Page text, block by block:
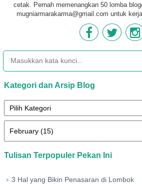
cetak. Pernah memenangkan 50 lomba
mugniarmarakarma@gmail.com untuk
Kategori dan Arsip Blog
Tulisan Terpopuler Pekan Ini
3 Hal yang Bikin Penasaran di Lombok